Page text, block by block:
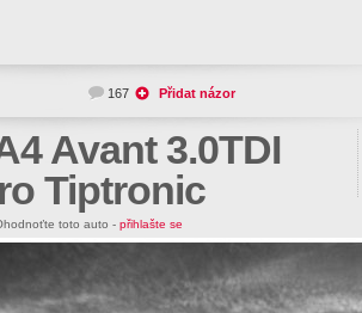
167 Přidat názor
Avant 3.0TDI
Tiptronic
toto auto - přihlašte se